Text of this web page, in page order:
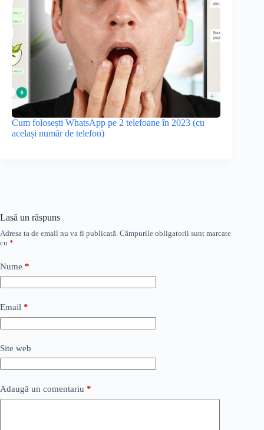
Cum folosești WhatsApp pe 2 telefoane în 2023 (cu
același număr de telefon)
Lasă un răspuns
Adresa ta de email nu va fi publicată. Câmpurile obligatorii sunt marcate
cu *
Nume *
Email *
Site web
Adaugă un comentariu *